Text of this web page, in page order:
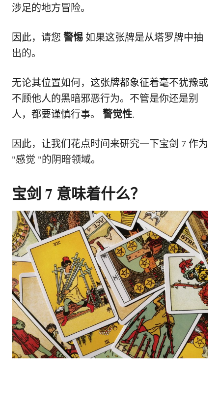
涉足的地方冒险。
因此，请您 警惕 如果这张牌是从塔罗牌中抽
出的。
无论其位置如何，这张牌都象征着毫不犹豫或
不顾他人的黑暗邪恶行为。不管是你还是别
人，都要谨慎行事。 警觉性.
因此，让我们花点时间来研究一下宝剑 7 作为
"感觉 "的阴暗领域。
宝剑 7 意味着什么？